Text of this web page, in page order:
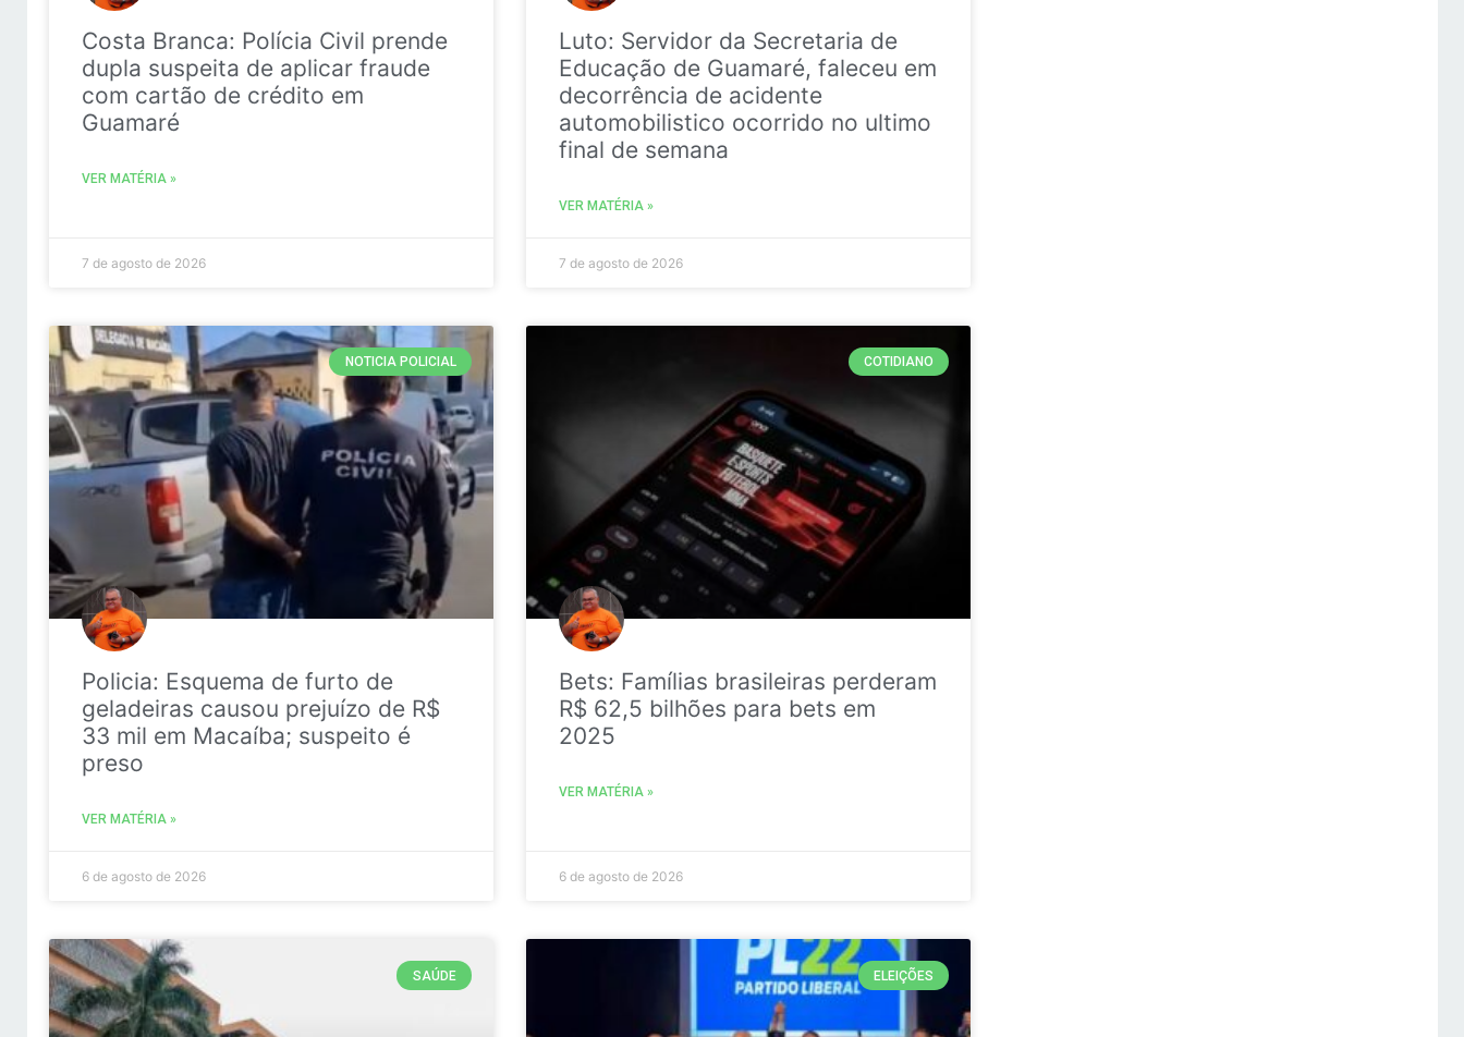
Costa Branca: Polícia Civil prende
dupla suspeita de aplicar fraude
com cartão de crédito em
Guamaré
VER MATÉRIA »
7 de agosto de 2026
Luto: Servidor da Secretaria de
Educação de Guamaré, faleceu em
decorrência de acidente
automobilistico ocorrido no ultimo
final de semana
VER MATÉRIA »
7 de agosto de 2026
NOTICIA POLICIAL
Policia: Esquema de furto de
geladeiras causou prejuízo de R$
33 mil em Macaíba; suspeito é
preso
VER MATÉRIA »
6 de agosto de 2026
COTIDIANO
Bets: Famílias brasileiras perderam
R$ 62,5 bilhões para bets em
2025
VER MATÉRIA »
6 de agosto de 2026
SAÚDE ELEIÇÕES